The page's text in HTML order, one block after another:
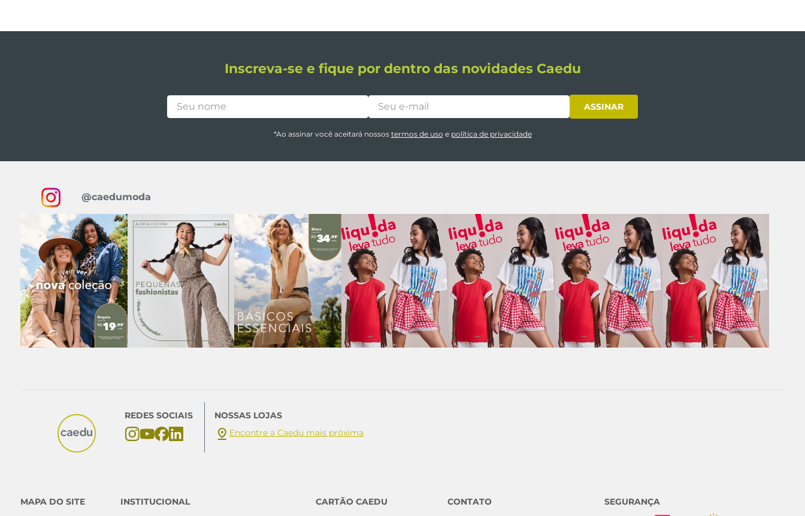
Inscreva-se e fique por dentro das novidades Caedu
ASSINAR
*Ao assinar você aceitará nossos termos de uso e política de privacidade
@caedumoda
REDES SOCIAIS
NOSSAS LOJAS
Encontre a Caedu mais próxima
MAPA DO SITE INSTITUCIONAL CARTÃO CAEDU CONTATO SEGURANÇA